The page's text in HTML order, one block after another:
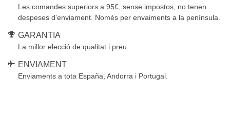
Les comandes superiors a 95€, sense impostos, no tenen
despeses d'enviament. Només per envaiments a la península.
GARANTIA
La millor elecció de qualitat i preu.
ENVIAMENT
Enviaments a tota España, Andorra i Portugal.